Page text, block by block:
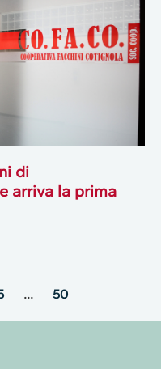
di
arriva la prima
… 50